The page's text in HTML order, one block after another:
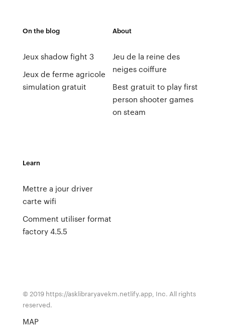
On the blog
Jeux shadow fight 3
Jeux de ferme agricole
simulation gratuit
About
Jeu de la reine des
neiges coiffure
Best gratuit to play first
person shooter games
on steam
Learn
Mettre a jour driver
carte wifi
Comment utiliser format
factory 4.5.5
© 2019 https://asklibraryavekm.netlify.app, Inc. All rights
reserved.
MAP